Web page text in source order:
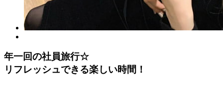
年一回の社員旅行☆
リフレッシュできる楽しい時間！